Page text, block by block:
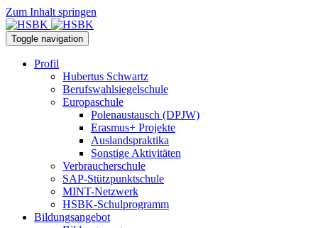
Zum Inhalt springen
Toggle navigation
Profil
Hubertus Schwartz
Berufswahlsiegelschule
Europaschule
Polenaustausch (DPJW)
Erasmus+ Projekte
Auslandspraktika
Sonstige Aktivitäten
Verbraucherschule
SAP-Stützpunktschule
MINT-Netzwerk
HSBK-Schulprogramm
Bildungsangebot